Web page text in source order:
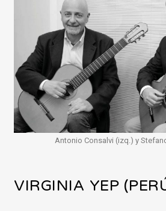
Antonio Consalvi (izq.) y
VIRGINIA YEP